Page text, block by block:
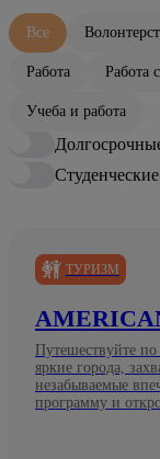
Все
Работа Работа
Учеба и работа
Студенческие
ТУРИЗМ
Путешествуйте
яркие города,
незабываемые
программу и